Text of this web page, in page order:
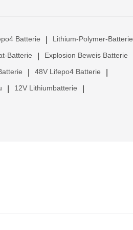
Batterie Lithium-Polymer-Batterie
Batterie Explosion Beweis Batterie
48V Lifepo4 Batterie
12V Lithiumbatterie